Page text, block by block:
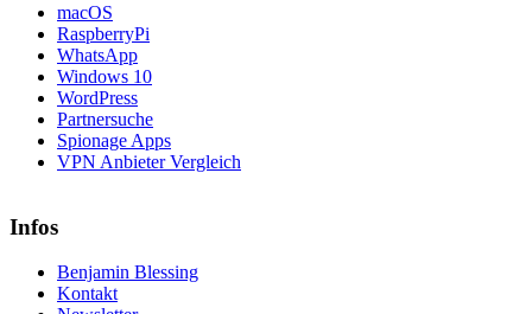
macOS
RaspberryPi
WhatsApp
Windows 10
WordPress
Partnersuche
Spionage Apps
VPN Anbieter Vergleich
Infos
Benjamin Blessing
Kontakt